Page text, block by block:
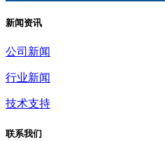
新闻资讯
公司新闻
行业新闻
技术支持
联系我们